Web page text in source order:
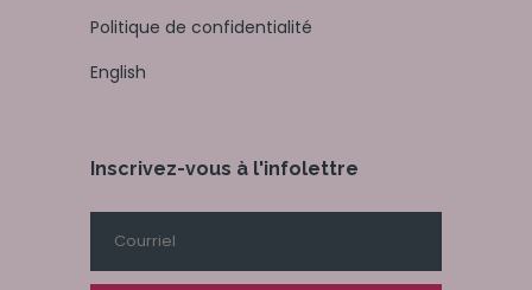
Politique de confidentialité
English
Inscrivez-vous à l'infolettre